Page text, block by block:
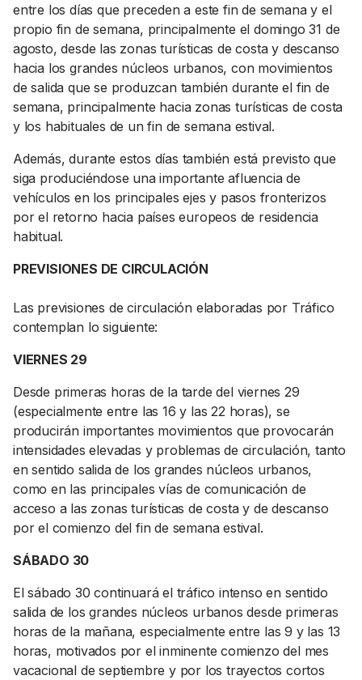
entre los días que preceden a este fin de semana y el
propio fin de semana, principalmente el domingo 31 de
agosto, desde las zonas turísticas de costa y descanso
hacia los grandes núcleos urbanos, con movimientos
de salida que se produzcan también durante el fin de
semana, principalmente hacia zonas turísticas de costa
y los habituales de un fin de semana estival.
Además, durante estos días también está previsto que
siga produciéndose una importante afluencia de
vehículos en los principales ejes y pasos fronterizos
por el retorno hacia países europeos de residencia
habitual.
PREVISIONES DE CIRCULACIÓN
Las previsiones de circulación elaboradas por Tráfico
contemplan lo siguiente:
VIERNES 29
Desde primeras horas de la tarde del viernes 29
(especialmente entre las 16 y las 22 horas), se
producirán importantes movimientos que provocarán
intensidades elevadas y problemas de circulación, tanto
en sentido salida de los grandes núcleos urbanos,
como en las principales vías de comunicación de
acceso a las zonas turísticas de costa y de descanso
por el comienzo del fin de semana estival.
SÁBADO 30
El sábado 30 continuará el tráfico intenso en sentido
salida de los grandes núcleos urbanos desde primeras
horas de la mañana, especialmente entre las 9 y las 13
horas, motivados por el inminente comienzo del mes
vacacional de septiembre y por los trayectos cortos